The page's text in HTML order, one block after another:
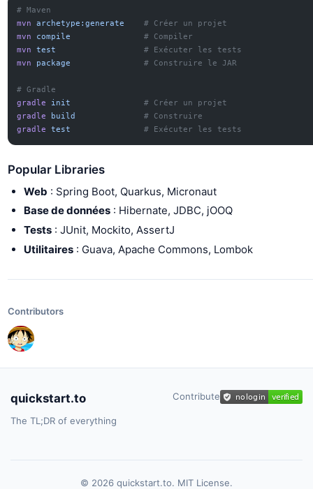
# Maven
mvn
archetype:generate
    # Créer un projet
mvn
compile
               # Compiler
mvn
test
                  # Exécuter les tests
mvn
package
               # Construire le JAR
# Gradle
gradle
init
               # Créer un projet
gradle
build
              # Construire
gradle
test
               # Exécuter les tests
Popular Libraries
Web : Spring Boot, Quarkus, Micronaut
Base de données: Hibernate, JDBC, jOOQ
Tests: JUnit, Mockito, AssertJ
Utilitaires: Guava, Apache Commons, Lombok
Contributors
quickstart.to
The TL;DR of everything
Contribute
© 2026 quickstart.to. MIT License.